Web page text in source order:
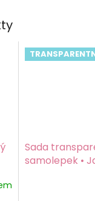
TRANSPARENTNÍ
Sada
samolepek •